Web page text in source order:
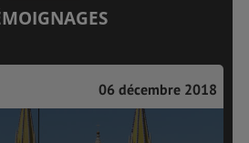
06 décembre 2018